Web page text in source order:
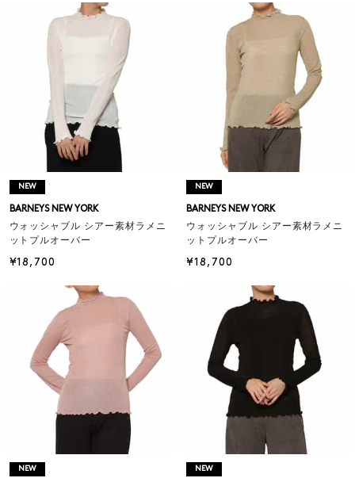
NEW
BARNEYS NEW YORK
ウォッシャブル シアー素材ラメニ
ットプルオーバー
¥18,700
NEW
BARNEYS NEW YORK
ウォッシャブル シアー素材ラメニ
ットプルオーバー
¥18,700
NEW NEW